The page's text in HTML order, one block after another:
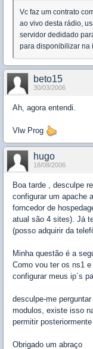
Vc faz um contrato
ao vivo desta rádio,
servidor dedidado
para disponibilizar na
beto15
30/03/2006
Ah, agora entendi.
Vlw Prog
hugo
18/08/2006
Boa tarde , desculpe
configurar um apache
forncedor de
atual são 4 sites). Já
(posso adquirir da
Minha questão é a
Como vou ter os ns1
configurar meus ip´s
desculpe-me
modulos, existe isso
permitir
Obrigado um abraço